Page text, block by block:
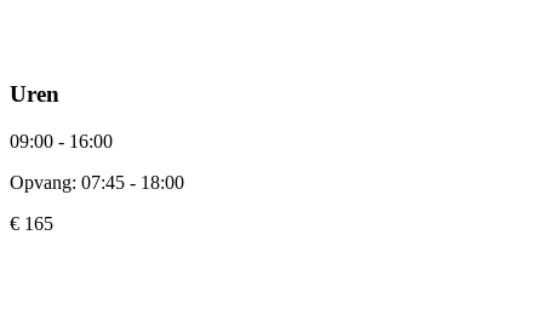
Uren
09:00 - 16:00
Opvang: 07:45 - 18:00
€ 165